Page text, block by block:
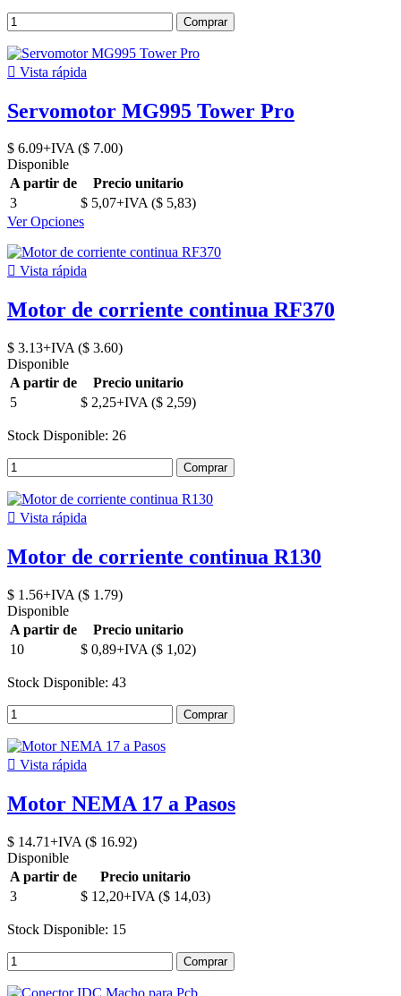
Comprar
 Vista rápida
Servomotor MG995 Tower Pro
$ 6.09+IVA ($ 7.00)
Disponible
A partir de
Precio unitario
3
$ 5,07+IVA ($ 5,83)
Ver Opciones
 Vista rápida
Motor de corriente continua RF370
$ 3.13+IVA ($ 3.60)
Disponible
A partir de
Precio unitario
5
$ 2,25+IVA ($ 2,59)
Stock Disponible: 26
Comprar
 Vista rápida
Motor de corriente continua R130
$ 1.56+IVA ($ 1.79)
Disponible
A partir de
Precio unitario
10
$ 0,89+IVA ($ 1,02)
Stock Disponible: 43
Comprar
 Vista rápida
Motor NEMA 17 a Pasos
$ 14.71+IVA ($ 16.92)
Disponible
A partir de
Precio unitario
3
$ 12,20+IVA ($ 14,03)
Stock Disponible: 15
Comprar